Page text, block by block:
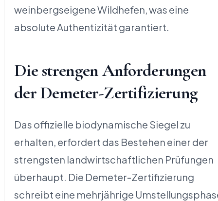
weinbergseigene Wildhefen, was eine
absolute Authentizität garantiert.
Die strengen Anforderungen
der Demeter-Zertifizierung
Das offizielle biodynamische Siegel zu
erhalten, erfordert das Bestehen einer der
strengsten landwirtschaftlichen Prüfungen
überhaupt. Die Demeter-Zertifizierung
schreibt eine mehrjährige